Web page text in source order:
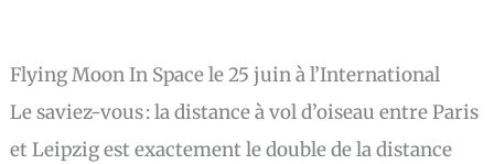
Flying Moon In Space le 25 juin à l’International
Le saviez-vous : la distance à vol d’oiseau entre Paris
et Leipzig est exactement le double de la distance